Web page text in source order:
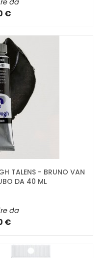
da
€
TALENS - BRUNO VAN
DA 40 ML
da
€